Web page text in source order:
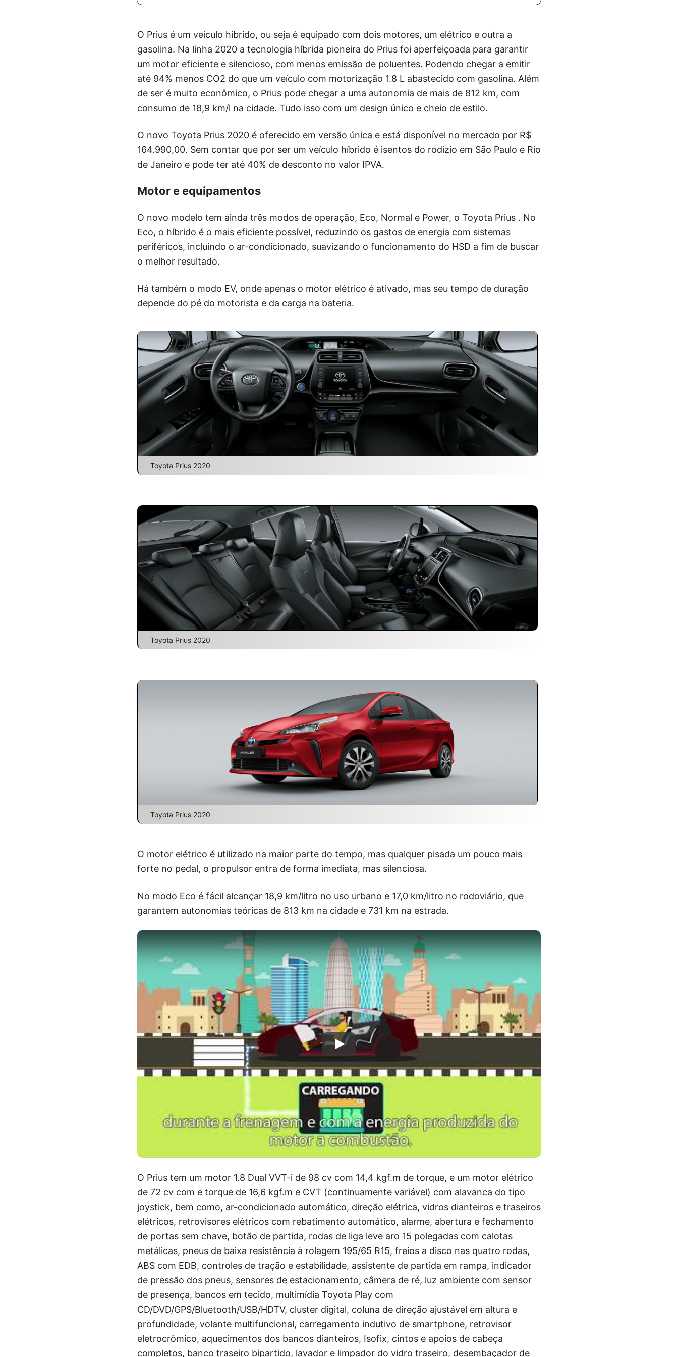
O Prius é um veículo híbrido, ou seja é equipado com dois motores, um elétrico e outra a
gasolina. Na linha 2020 a tecnologia híbrida pioneira do Prius foi aperfeiçoada para garantir
um motor eficiente e silencioso, com menos emissão de poluentes. Podendo chegar a emitir
até 94% menos CO2 do que um veículo com motorização 1.8 L abastecido com gasolina. Além
de ser é muito econômico, o Prius pode chegar a uma autonomia de mais de 812 km, com
consumo de 18,9 km/l na cidade. Tudo isso com um design único e cheio de estilo.
O novo Toyota Prius 2020 é oferecido em versão única e está disponível no mercado por R$
164.990,00. Sem contar que por ser um veículo híbrido é isentos do rodízio em São Paulo e Rio
de Janeiro e pode ter até 40% de desconto no valor IPVA.
Motor e equipamentos
O novo modelo tem ainda três modos de operação, Eco, Normal e Power, o Toyota Prius . No
Eco, o híbrido é o mais eficiente possível, reduzindo os gastos de energia com sistemas
periféricos, incluindo o ar-condicionado, suavizando o funcionamento do HSD a fim de buscar
o melhor resultado.
Há também o modo EV, onde apenas o motor elétrico é ativado, mas seu tempo de duração
depende do pé do motorista e da carga na bateria.
Toyota Prius 2020
Toyota Prius 2020
Toyota Prius 2020
O motor elétrico é utilizado na maior parte do tempo, mas qualquer pisada um pouco mais
forte no pedal, o propulsor entra de forma imediata, mas silenciosa.
No modo Eco é fácil alcançar 18,9 km/litro no uso urbano e 17,0 km/litro no rodoviário, que
garantem autonomias teóricas de 813 km na cidade e 731 km na estrada.
O Prius tem um motor 1.8 Dual VVT-i de 98 cv com 14,4 kgf.m de torque, e um motor elétrico
de 72 cv com e torque de 16,6 kgf.m e CVT (continuamente variável) com alavanca do tipo
joystick, bem como, ar-condicionado automático, direção elétrica, vidros dianteiros e traseiros
elétricos, retrovisores elétricos com rebatimento automático, alarme, abertura e fechamento
de portas sem chave, botão de partida, rodas de liga leve aro 15 polegadas com calotas
metálicas, pneus de baixa resistência à rolagem 195/65 R15, freios a disco nas quatro rodas,
ABS com EDB, controles de tração e estabilidade, assistente de partida em rampa, indicador
de pressão dos pneus, sensores de estacionamento, câmera de ré, luz ambiente com sensor
de presença, bancos em tecido, multimídia Toyota Play com
CD/DVD/GPS/Bluetooth/USB/HDTV, cluster digital, coluna de direção ajustável em altura e
profundidade, volante multifuncional, carregamento indutivo de smartphone, retrovisor
eletrocrômico, aquecimentos dos bancos dianteiros, Isofix, cintos e apoios de cabeça
completos, banco traseiro bipartido, lavador e limpador do vidro traseiro, desembaçador de